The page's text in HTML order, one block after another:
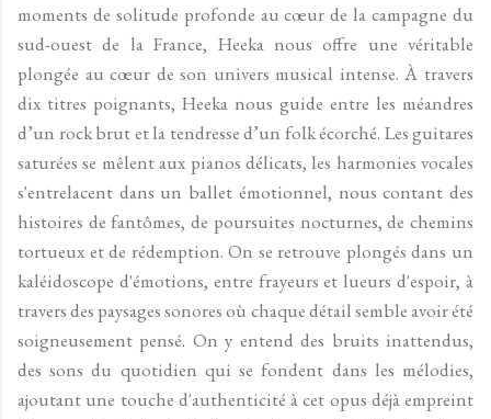
moments de solitude profonde au cœur de la campagne du
sud-ouest de la France, Heeka nous offre une véritable
plongée au cœur de son univers musical intense. À travers
dix titres poignants, Heeka nous guide entre les méandres
d’un rock brut et la tendresse d’un folk écorché. Les guitares
saturées se mêlent aux pianos délicats, les harmonies vocales
s'entrelacent dans un ballet émotionnel, nous contant des
histoires de fantômes, de poursuites nocturnes, de chemins
tortueux et de rédemption. On se retrouve plongés dans un
kaléidoscope d'émotions, entre frayeurs et lueurs d'espoir, à
travers des paysages sonores où chaque détail semble avoir été
soigneusement pensé. On y entend des bruits inattendus,
des sons du quotidien qui se fondent dans les mélodies,
ajoutant une touche d'authenticité à cet opus déjà empreint